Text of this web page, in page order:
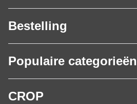
Bestelling
Populaire categorieën
CROP